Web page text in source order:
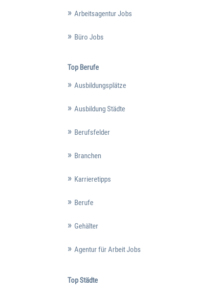
Arbeitsagentur Jobs
Büro Jobs
Top Berufe
Ausbildungsplätze
Ausbildung Städte
Berufsfelder
Branchen
Karrieretipps
Berufe
Gehälter
Agentur für Arbeit Jobs
Top Städte